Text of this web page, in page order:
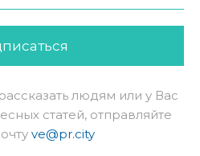
людям или у Вас
статей, отправляйте
ve@pr.city